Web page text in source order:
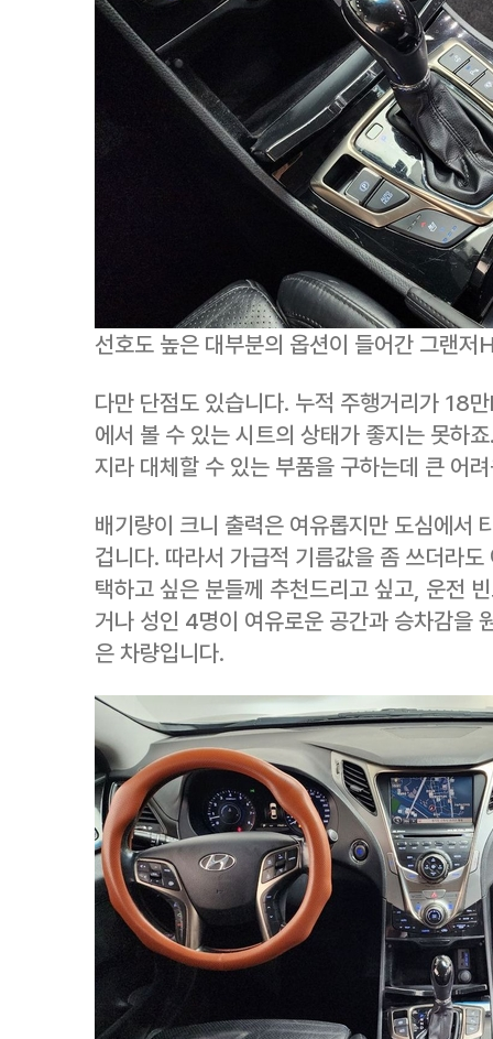
선호도 높은 대부분의 옵션이 들어간 그랜저
다만 단점도 있습니다. 누적 주행거리가 18
에서 볼 수 있는 시트의 상태가 좋지는 못하
지라 대체할 수 있는 부품을 구하는데 큰 어
배기량이 크니 출력은 여유롭지만 도심에서
겁니다. 따라서 가급적 기름값을 좀 쓰더라
택하고 싶은 분들께 추천드리고 싶고, 운전
거나 성인 4명이 여유로운 공간과 승차감을
은 차량입니다.